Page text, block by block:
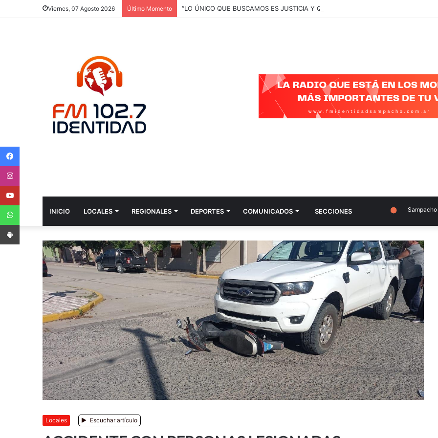
Viernes, 07 Agosto 2026 Último Momento “LO ÚNICO QUE BUSCAMOS ES JUSTICIA Y QUE SE CONOZCA LA VERDAD”
INICIO LOCALES REGIONALES DEPORTES COMUNICADOS SECCIONES Sampacho
Locales Escuchar artículo
App Android